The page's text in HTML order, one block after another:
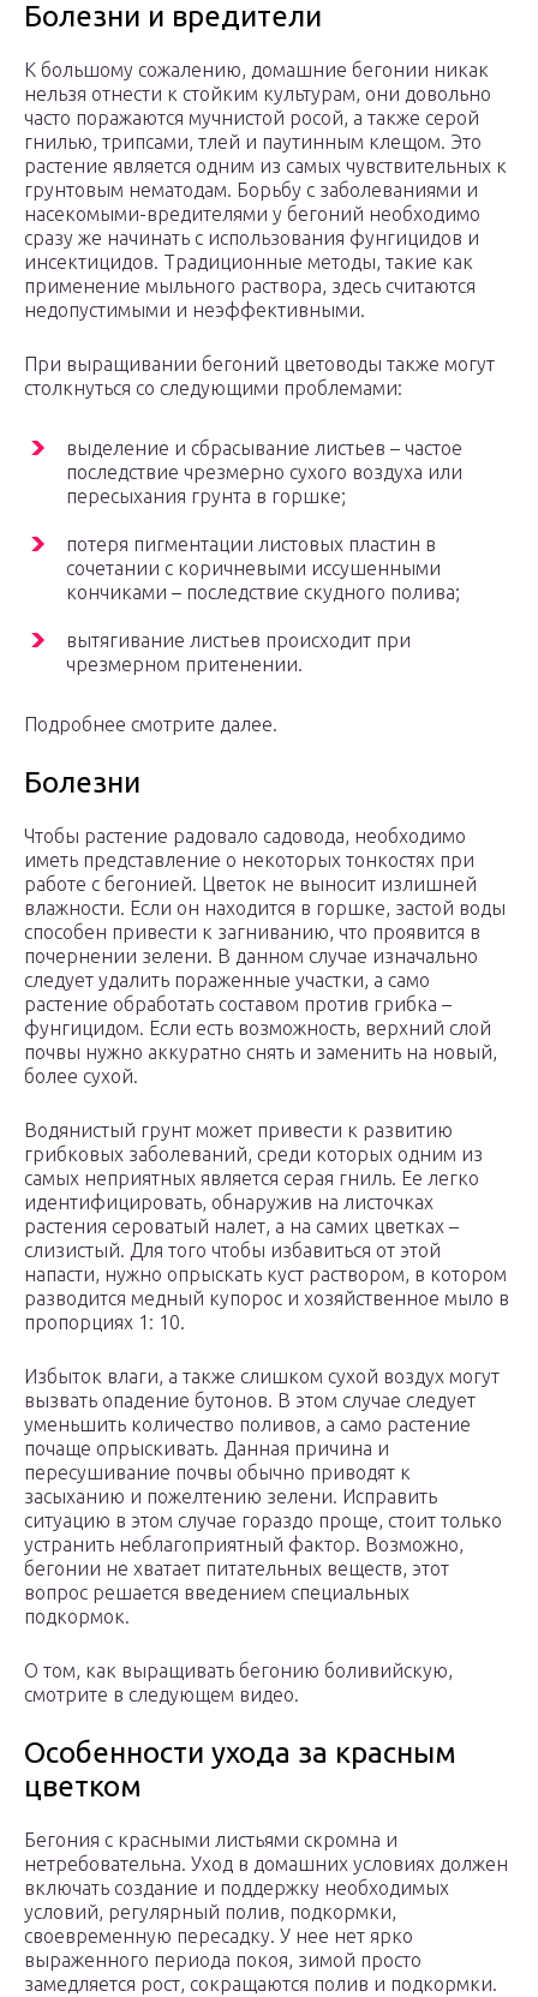
Болезни и вредители
К большому сожалению, домашние бегонии никак
нельзя отнести к стойким культурам, они довольно
часто поражаются мучнистой росой, а также серой
гнилью, трипсами, тлей и паутинным клещом. Это
растение является одним из самых чувствительных к
грунтовым нематодам. Борьбу с заболеваниями и
насекомыми-вредителями у бегоний необходимо
сразу же начинать с использования фунгицидов и
инсектицидов. Традиционные методы, такие как
применение мыльного раствора, здесь считаются
недопустимыми и неэффективными.
При выращивании бегоний цветоводы также могут
столкнуться со следующими проблемами:
выделение и сбрасывание листьев – частое
последствие чрезмерно сухого воздуха или
пересыхания грунта в горшке;
потеря пигментации листовых пластин в
сочетании с коричневыми иссушенными
кончиками – последствие скудного полива;
вытягивание листьев происходит при
чрезмерном притенении.
Подробнее смотрите далее.
Болезни
Чтобы растение радовало садовода, необходимо
иметь представление о некоторых тонкостях при
работе с бегонией. Цветок не выносит излишней
влажности. Если он находится в горшке, застой воды
способен привести к загниванию, что проявится в
почернении зелени. В данном случае изначально
следует удалить пораженные участки, а само
растение обработать составом против грибка –
фунгицидом. Если есть возможность, верхний слой
почвы нужно аккуратно снять и заменить на новый,
более сухой.
Водянистый грунт может привести к развитию
грибковых заболеваний, среди которых одним из
самых неприятных является серая гниль. Ее легко
идентифицировать, обнаружив на листочках
растения сероватый налет, а на самих цветках –
слизистый. Для того чтобы избавиться от этой
напасти, нужно опрыскать куст раствором, в котором
разводится медный купорос и хозяйственное мыло в
пропорциях 1: 10.
Избыток влаги, а также слишком сухой воздух могут
вызвать опадение бутонов. В этом случае следует
уменьшить количество поливов, а само растение
почаще опрыскивать. Данная причина и
пересушивание почвы обычно приводят к
засыханию и пожелтению зелени. Исправить
ситуацию в этом случае гораздо проще, стоит только
устранить неблагоприятный фактор. Возможно,
бегонии не хватает питательных веществ, этот
вопрос решается введением специальных
подкормок.
О том, как выращивать бегонию боливийскую,
смотрите в следующем видео.
Особенности ухода за красным
цветком
Бегония с красными листьями скромна и
нетребовательна. Уход в домашних условиях должен
включать создание и поддержку необходимых
условий, регулярный полив, подкормки,
своевременную пересадку. У нее нет ярко
выраженного периода покоя, зимой просто
замедляется рост, сокращаются полив и подкормки.